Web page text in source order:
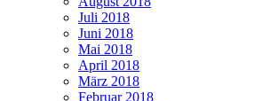
Juli 2018
Juni 2018
Mai 2018
April 2018
März 2018
Februar 2018